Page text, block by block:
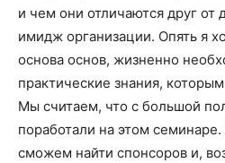
и чем они отличаются друг от
имидж организации. Опять я
основа основ, жизненно
практические знания,
Мы считаем, что с большой
поработали на этом
сможем найти спонсоров и,